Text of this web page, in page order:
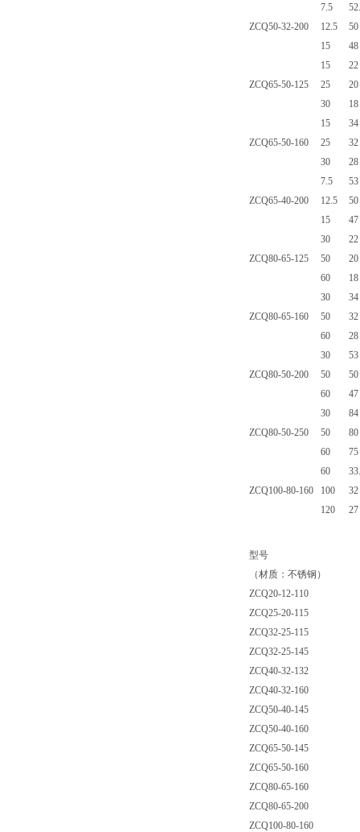
ZCQ50-32-200
7.5
12.5
15
50
48
ZCQ65-50-125
15
25
30
22
20
18
ZCQ65-50-160
15
25
30
34
32
28
ZCQ65-40-200
7.5
12.5
15
53
50
47
ZCQ80-65-125
30
50
60
22
20
18
ZCQ80-65-160
30
50
60
34
32
28
ZCQ80-50-200
30
50
60
53
50
47
ZCQ80-50-250
30
50
60
84
80
75
ZCQ100-80-160
60
100
120
32
27
型号
（材质：不锈钢）
ZCQ20-12-110
ZCQ25-20-115
ZCQ32-25-115
ZCQ32-25-145
ZCQ40-32-132
ZCQ40-32-160
ZCQ50-40-145
ZCQ50-40-160
ZCQ65-50-145
ZCQ65-50-160
ZCQ80-65-160
ZCQ80-65-200
ZCQ100-80-160